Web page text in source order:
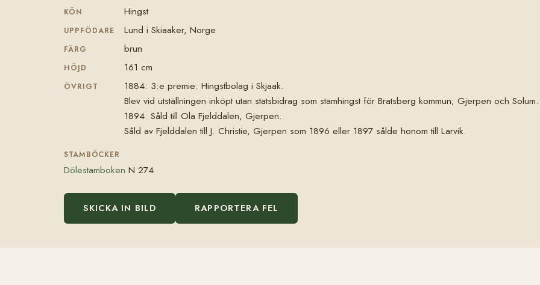
KÖN Hingst
UPPFÖDARE Lund i Skiaaker, Norge
FÄRG brun
HÖJD 161 cm
ÖVRIGT
1884: 3:e premie: Hingstbolag i Skjaak.
Blev vid utställningen inköpt utan statsbidrag som stamhingst för Bratsberg kommun; Gjerpen och Solum.
1894: Såld till Ola Fjelddalen, Gjerpen.
Såld av Fjelddalen till J. Christie, Gjerpen som 1896 eller 1897 sålde honom till Larvik.
STAMBÖCKER
Dölestamboken N 274
SKICKA IN BILD RAPPORTERA FEL